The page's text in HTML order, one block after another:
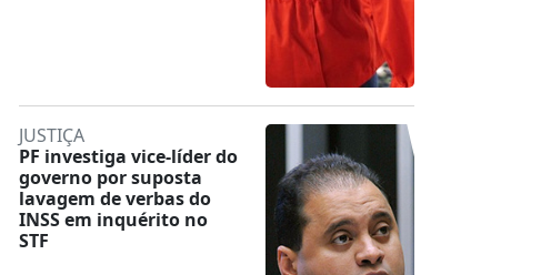
JUSTIÇA
PF investiga vice-líder do
governo por suposta
lavagem de verbas do
INSS em inquérito no
STF